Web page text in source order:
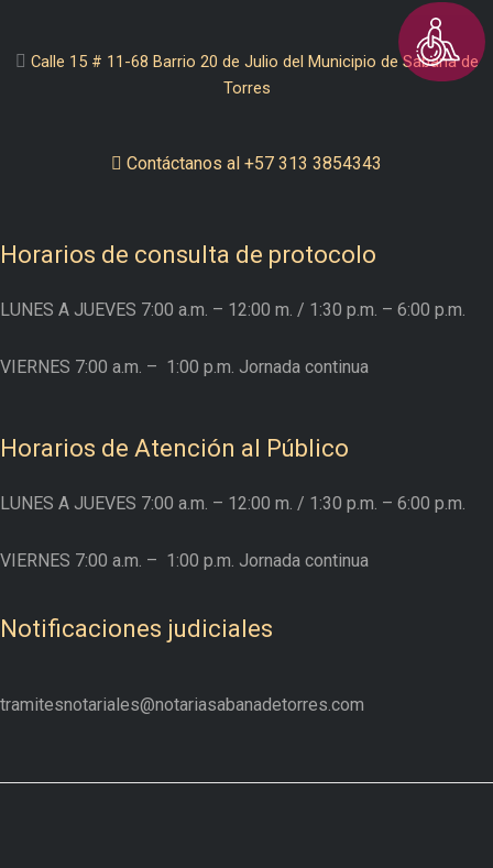
Calle 15 # 11-68 Barrio 20 de Julio del Municipio de Sabana de
Torres
Contáctanos al +57 313 3854343
Horarios de consulta de protocolo
LUNES A JUEVES 7:00 a.m. – 12:00 m. / 1:30 p.m. – 6:00 p.m.
VIERNES 7:00 a.m. – 1:00 p.m. Jornada continua
Horarios de Atención al Público
LUNES A JUEVES 7:00 a.m. – 12:00 m. / 1:30 p.m. – 6:00 p.m.
VIERNES 7:00 a.m. – 1:00 p.m. Jornada continua
Notificaciones judiciales
tramitesnotariales@notariasabanadetorres.com